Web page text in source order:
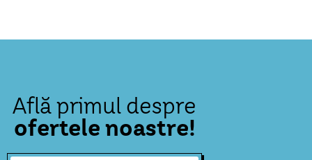
Află primul despre
ofertele noastre!